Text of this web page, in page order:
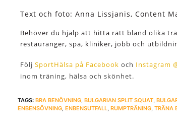
Text och foto: Anna Lissjanis, Content
Behöver du hjälp att hitta rätt bland olika
restauranger, spa, kliniker, jobb och
Följ SportHälsa på Facebook och Instagram
inom träning, hälsa och skönhet.
TAGS: BRA BENÖVNING, BULGARIAN SPLIT SQUAT,
ENBENSÖVNING, ENBENSUTFALL, RUMPTRÄNING, TRÄNA